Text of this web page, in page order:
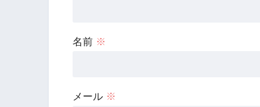
名前 ※
メール ※